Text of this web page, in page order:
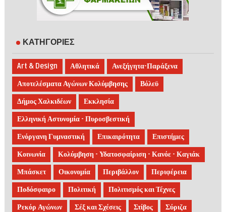
ΚΑΤΗΓΟΡΙΕΣ
Art & Design Αθλητικά Ανεξήγητα-Παράξενα
Αποτελέσματα Αγώνων Κολύμβησης Βόλεϋ
Δήμος Χαλκιδέων Εκκλησία
Ελληνική Αστυνομία - Πυροσβεστική
Ενόργανη Γυμναστική Επικαιρότητα Επιστήμες
Κοινωνία Κολύμβηση - Υδατοσφαίριση - Κανόε - Καγιάκ
Μπάσκετ Οικονομία Περιβάλλον Περιφέρεια
Ποδόσφαιρο Πολιτική Πολιτισμός και Τέχνες
Ρεκόρ Αγώνων Σέξ και Σχέσεις Στίβος Σύριζα